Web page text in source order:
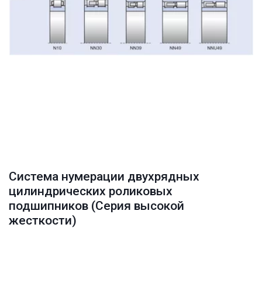
Система нумерации двухрядных
цилиндрических роликовых
подшипников (Серия высокой
жесткости)